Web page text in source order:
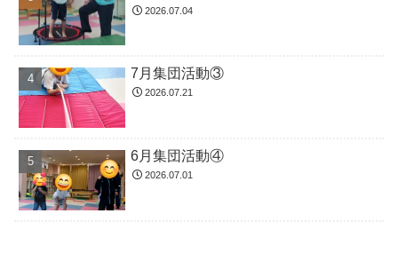
2026.07.04
7月集団活動③
2026.07.21
6月集団活動④
2026.07.01